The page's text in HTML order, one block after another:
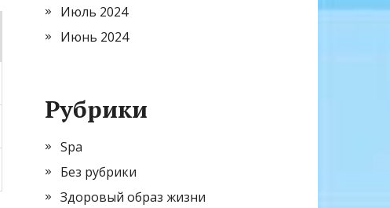
Июль 2024
Июнь 2024
Рубрики
Spa
Без рубрики
Здоровый образ жизни